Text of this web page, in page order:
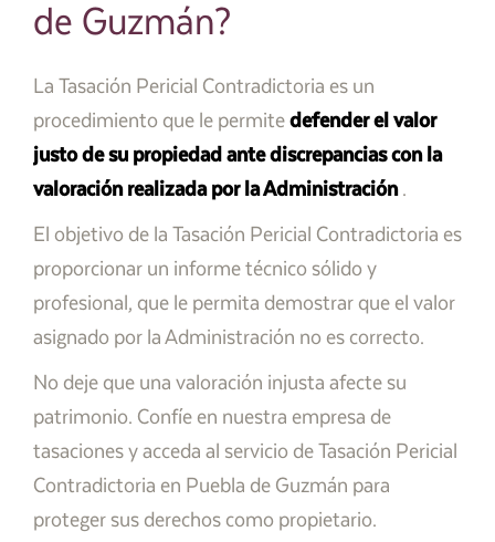
de Guzmán?
La Tasación Pericial Contradictoria es un
procedimiento que le permitedefender el valor
justo de su propiedad ante discrepancias con la
valoración realizada por la Administración.
El objetivo de la Tasación Pericial Contradictoria es
proporcionar un informe técnico sólido y
profesional, que le permita demostrar que el valor
asignado por la Administración no es correcto.
No deje que una valoración injusta afecte su
patrimonio. Confíe en nuestra empresa de
tasaciones y acceda al servicio de Tasación Pericial
Contradictoria en Puebla de Guzmán para
proteger sus derechos como propietario.